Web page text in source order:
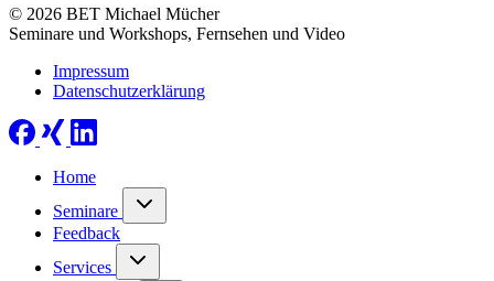
© 2026 BET Michael Mücher
Seminare und Workshops, Fernsehen und Video
Impressum
Datenschutzerklärung
Home
Seminare
Feedback
Services